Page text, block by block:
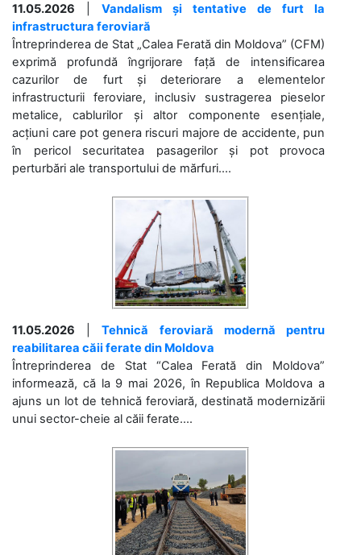
11.05.2026
Vandalism și tentative de furt la
infrastructura feroviară
Întreprinderea de Stat „Calea Ferată din Moldova” (CFM)
exprimă profundă îngrijorare față de intensificarea
cazurilor de furt și deteriorare a elementelor
infrastructurii feroviare, inclusiv sustragerea pieselor
metalice, cablurilor și altor componente esențiale,
acțiuni care pot genera riscuri majore de accidente, pun
în pericol securitatea pasagerilor și pot provoca
perturbări ale transportului de mărfuri....
11.05.2026 |Tehnică feroviară modernă pentru
reabilitarea căii ferate din Moldova
Întreprinderea de Stat “Calea Ferată din Moldova”
informează, că la 9 mai 2026, în Republica Moldova a
ajuns un lot de tehnică feroviară, destinată modernizării
unui sector-cheie al căii ferate....